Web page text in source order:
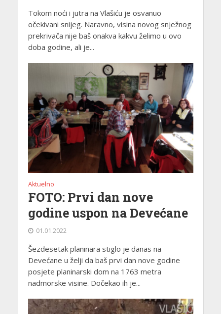
Tokom noći i jutra na Vlašiću je osvanuo
očekivani snijeg. Naravno, visina novog snježnog
prekrivača nije baš onakva kakvu želimo u ovo
doba godine, ali je...
Aktuelno
FOTO: Prvi dan nove
godine uspon na Devećane
01.01.2022
Šezdesetak planinara stiglo je danas na
Devećane u želji da baš prvi dan nove godine
posjete planinarski dom na 1763 metra
nadmorske visine. Dočekao ih je...